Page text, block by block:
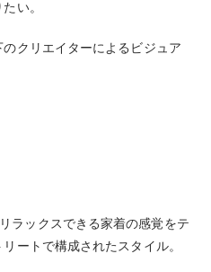
い。
クリエイターによるビジュア
ラックスできる家着の感覚をテ
ートで構成されたスタイル。